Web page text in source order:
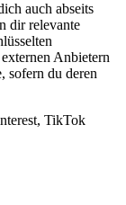
auch abseits
dir relevante
Anbietern
sofern du deren
TikTok